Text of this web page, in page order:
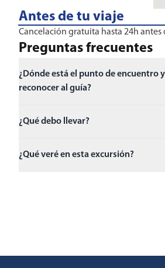
Antes de tu viaje
Cancelación gratuita hasta 24h
Preguntas frecuentes
¿Dónde está el punto de encuentro
reconocer al guía?
¿Qué debo llevar?
¿Qué veré en esta excursión?